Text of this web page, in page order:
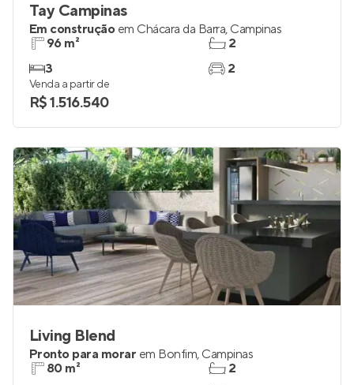
Tay Campinas
Em construção em Chácara da Barra, Campinas
96 m²
3
2
2
Venda a partir de
R$ 1.516.540
Living Blend
Pronto para morar em Bonfim, Campinas
80 m²
2